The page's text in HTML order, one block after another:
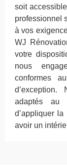
soit
professionnel
à vos
WJ
votre
nous
conformes
adaptés au
d’appliquer
avoir un